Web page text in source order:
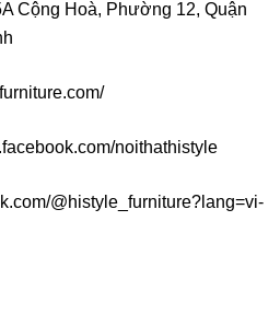
Cộng Hoà, Phường 12, Quận
noithathistyle
@histyle_furniture?lang=vi-